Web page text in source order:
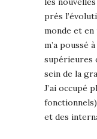
prés
monde et
m’a poussé
supérieures
sein de la
J’ai occupé
et des